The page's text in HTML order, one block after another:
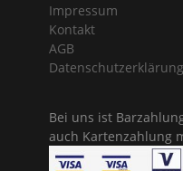
Impressum
Kontakt
AGB
Datenschutzerklärung
Bei uns ist
auch Kartenzahlung